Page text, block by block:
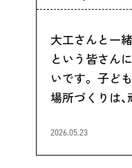
大工さんと一
という皆さん
いです。 子ど
場所づくりは
2026.05.23